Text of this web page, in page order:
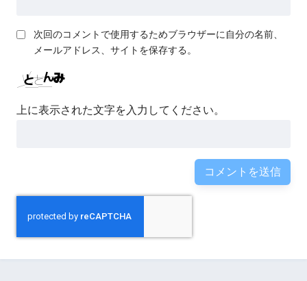
次回のコメントで使用するためブラウザーに自分の名前、
メールアドレス、サイトを保存する。
上に表示された文字を入力してください。